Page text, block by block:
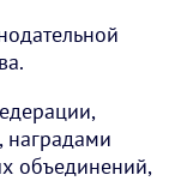
наградами
объединений,